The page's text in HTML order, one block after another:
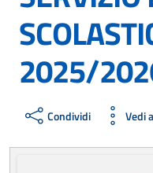
2025/
Condividi Vedi